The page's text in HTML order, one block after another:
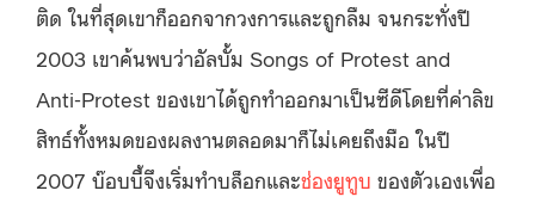
ติด ในที่สุดเขาก็ออกจากวงการและถูกลืม จนกระทั่งปี
2003 เขาค้นพบว่าอัลบั้ม Songs of Protest and
Anti-Protest ของเขาได้ถูกทำออกมาเป็นซีดีโดยที่ค่าลิข
สิทธ์ทั้งหมดของผลงานตลอดมาก็ไม่เคยถึงมือ ในปี
2007 บ๊อบบี้จึงเริ่มทำบล็อกและช่องยูทูบ ของตัวเองเพื่อ